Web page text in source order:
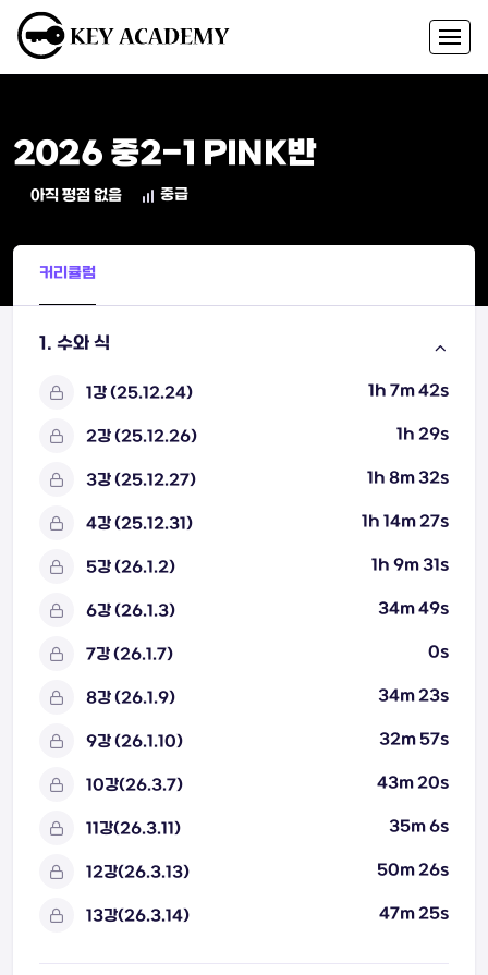
2026 중2-1 PINK반
아직 평점 없음 중급
커리큘럼
1. 수와 식
1강 (25.12.24) 1h 7m 42s
2강 (25.12.26) 1h 29s
3강 (25.12.27) 1h 8m 32s
4강 (25.12.31) 1h 14m 27s
5강 (26.1.2) 1h 9m 31s
6강 (26.1.3) 34m 49s
7강 (26.1.7) 0s
8강 (26.1.9) 34m 23s
9강 (26.1.10) 32m 57s
10강(26.3.7) 43m 20s
11강(26.3.11) 35m 6s
12강(26.3.13) 50m 26s
13강(26.3.14) 47m 25s